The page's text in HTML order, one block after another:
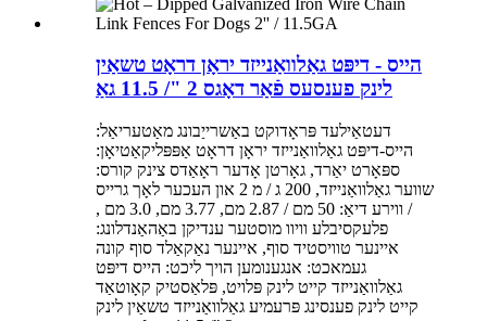
הייס - דיפּט גאַלוואַנייזד יראָן דראָט טשאַין
לינק פענסעס פֿאַר דאָגס 2 "/ 11.5 גאַ
דעטאַילעד פּראָדוקט באַשרייַבונג מאַטעריאַל:
הייס-דיפּט גאַלוואַנייזד יראָן דראָט אַפּפּליקאַטיאָן:
ספּאָרט יאַרד, גאָרטן אָדער ראָאַדס צינק קורס:
שווער גאַלוואַנייזד, 200 ג / מ 2 און העכער לאָך גרייס
/ ווירע דיאַ: 50 מם / 2.87 מם, 3.77 מם, 3.0 מם ,
פלעקסיבלע וויוו מוסטער ענדיקן באַהאַנדלונג:
איינער טוויסטיד סוף, איינער נאַקאַלד סוף קונה
געמאכט: אנגענומען הויך ליכט: הייס דיפּט
גאַלוואַנייזד קייט לינק פּלויט, פּלאַסטיק קאָוטאַד
קייט לינק פענסינג פּרעמיע גאַלוואַנייזד טשאַין לינק